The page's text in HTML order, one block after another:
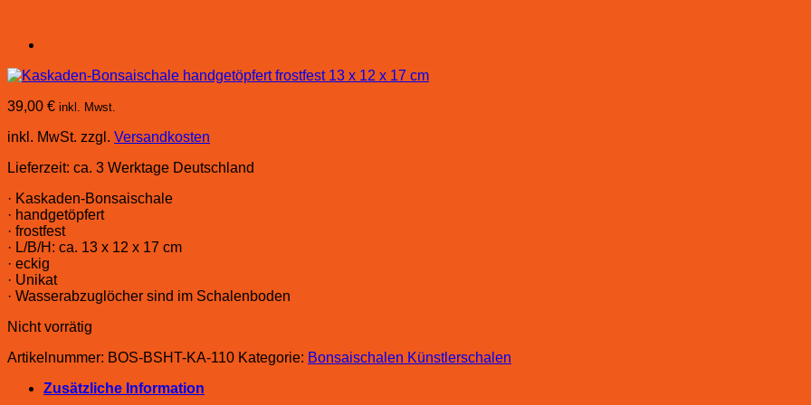
39,00 € inkl. Mwst.
inkl. MwSt. zzgl. Versandkosten
Lieferzeit: ca. 3 Werktage Deutschland
· Kaskaden-Bonsaischale
· handgetöpfert
· frostfest
· L/B/H: ca. 13 x 12 x 17 cm
· eckig
· Unikat
· Wasserabzuglöcher sind im Schalenboden
Nicht vorrätig
Artikelnummer: BOS-BSHT-KA-110 Kategorie: Bonsaischalen Künstlerschalen
Zusätzliche Information